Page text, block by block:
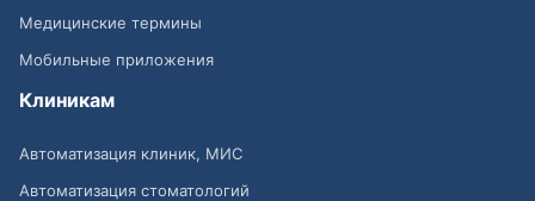
Медицинские термины
Мобильные приложения
Клиникам
Автоматизация клиник, МИС
Автоматизация стоматологий